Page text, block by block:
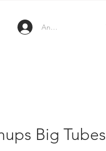
Anmelden
Big Tubes